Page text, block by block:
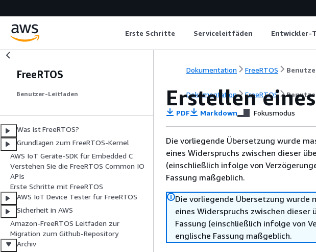
Erste Schritte Serviceleitfäden Entwickler-
FreeRTOS
Benutzer-Leitfaden
Was ist FreeRTOS?
Grundlagen zum FreeRTOS-Kernel
AWS IoT Geräte-SDK für Embedded C
Verstehen Sie die FreeRTOS Common IO
APIs
Erste Schritte mit FreeRTOS
AWS IoT Device Tester für FreeRTOS
Sicherheit in AWS
Amazon-FreeRTOS Leitfaden zur
Migration zum Github-Repository
Archiv
Dokumentation FreeRTOS
Dokumentation FreeRTOS
Erstellen
PDF Markdown Fokusmodus
Die vorliegende Übersetzung wurde
eines Widerspruchs zwischen dieser
(einschließlich infolge von
Fassung maßgeblich.
Die vorliegende Übersetzung wurde
eines Widerspruchs zwischen dieser
Fassung (einschließlich infolge von
englische Fassung maßgeblich.